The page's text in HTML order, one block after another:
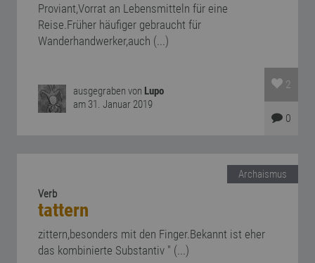
Proviant,Vorrat an Lebensmitteln für eine
Reise.Früher häufiger gebraucht für
Wanderhandwerker,auch (...)
ausgegraben von Lupo
am 31. Januar 2019
2
0
Archaismus
Verb
tattern
zittern,besonders mit den Finger.Bekannt ist eher
das kombinierte Substantiv " (...)